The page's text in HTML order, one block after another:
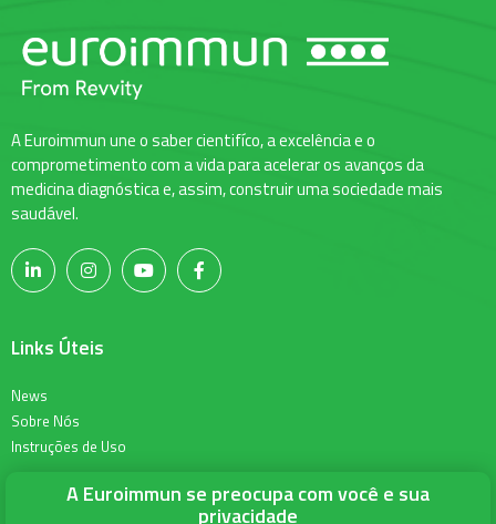
A Euroimmun une o saber cientifíco, a excelência e o
comprometimento com a vida para acelerar os avanços da
medicina diagnóstica e, assim, construir uma sociedade mais
saudável.
Links Úteis
News
Sobre Nós
Instruções de Uso
Informações para Contato
A Euroimmun se preocupa com você e sua
privacidade